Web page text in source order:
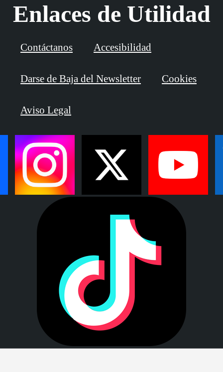
Enlaces de Utilidad
Contáctanos Accesibilidad
Darse de Baja del Newsletter Cookies
Aviso Legal